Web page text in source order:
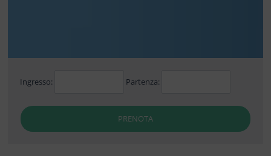
Ingresso: Partenza:
PRENOTA